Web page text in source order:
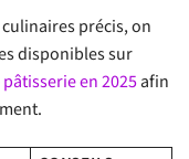
précis, on
disponibles sur
en 2025afin